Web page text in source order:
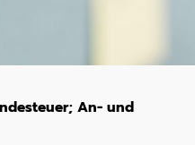
An- und